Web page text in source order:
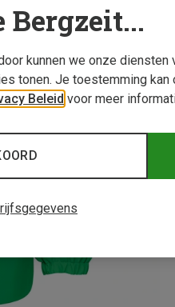
Bergzeit...
kunnen we onze
tonen. Je toestemming kan
Beleid voor meer